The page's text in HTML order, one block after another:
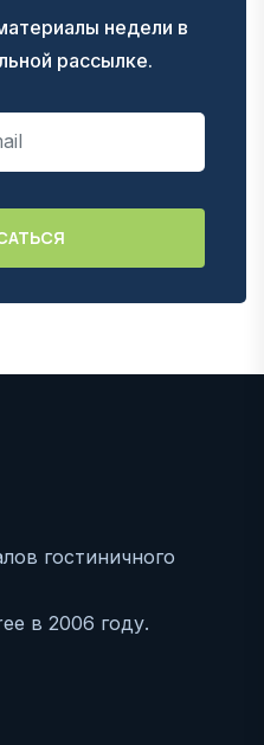
недели в
рассылке.
гостиничного
в 2006 году.